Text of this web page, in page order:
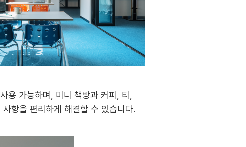
용 가능하며, 미니 책방과 커피, 티,
항을 편리하게 해결할 수 있습니다.